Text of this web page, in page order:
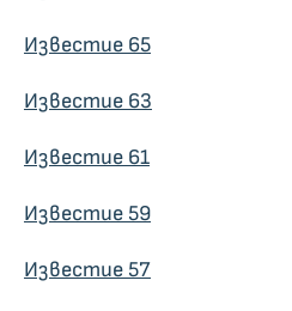
Известие 65
Известие 63
Известие 61
Известие 59
Известие 57